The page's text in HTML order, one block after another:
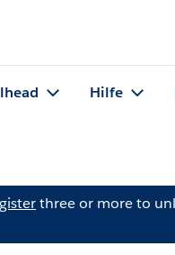
Hilfe
three or more to